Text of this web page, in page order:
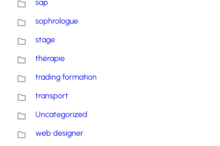
sap
sophrologue
stage
thérapie
trading formation
transport
Uncategorized
web designer